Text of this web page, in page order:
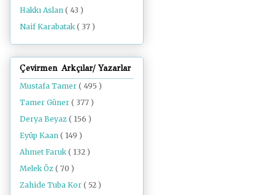
Hakkı Aslan ( 43 )
Naif Karabatak( 37 )
Çevirmen Arkçılar/ Yazarlar
Mustafa Tamer ( 495 )
Tamer Güner ( 377 )
Derya Beyaz ( 156 )
Eyüp Kaan ( 149 )
Ahmet Faruk ( 132 )
Melek Öz ( 70 )
Zahide Tuba Kor ( 52 )